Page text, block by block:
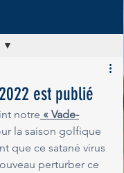
2022 est publié
notre « Vade-
la saison golfique
que ce satané virus
perturber ce